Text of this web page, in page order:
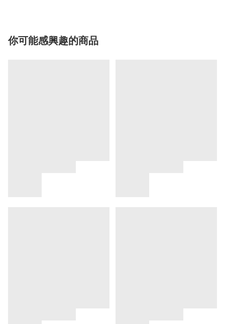
你可能感興趣的商品